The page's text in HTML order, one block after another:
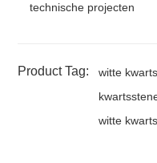
technische projecten
Product Tag:
witte
witte